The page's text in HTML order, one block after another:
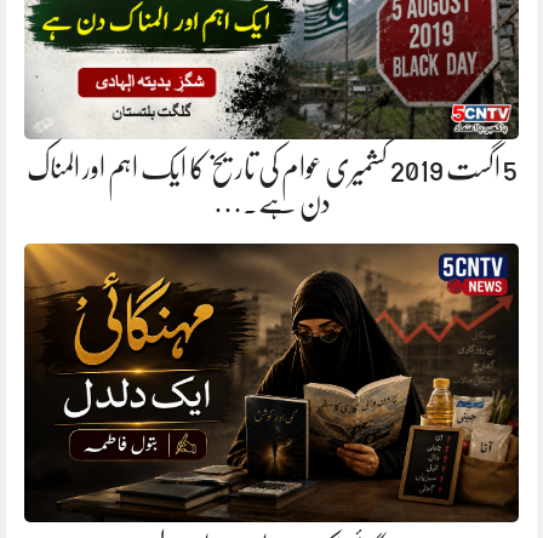
5 اگست 2019 کشمیری عوام کی تاریخ کا ایک اہم اور المناک
دن ہے.…